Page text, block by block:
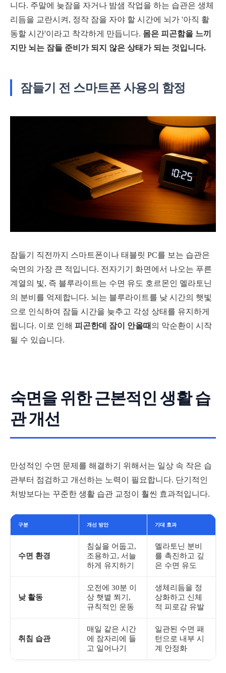
니다. 주말에 늦잠을 자거나 밤샘 작업을 하는 습관은 생체
리듬을 교란시켜, 정작 잠을 자야 할 시간에 뇌가 '아직 활
동할 시간'이라고 착각하게 만듭니다. 몸은 피곤함을 느끼
지만 뇌는 잠들 준비가 되지 않은 상태가 되는 것입니다.
잠들기 전 스마트폰 사용의 함정
잠들기 직전까지 스마트폰이나 태블릿 PC를 보는 습관은
숙면의 가장 큰 적입니다. 전자기기 화면에서 나오는 푸른
계열의 빛, 즉 블루라이트는 수면 유도 호르몬인 멜라토닌
의 분비를 억제합니다. 뇌는 블루라이트를 낮 시간의 햇빛
으로 인식하여 잠들 시간을 늦추고 각성 상태를 유지하게
됩니다. 이로 인해 피곤한데 잠이 안올때 의 악순환이 시작
될 수 있습니다.
숙면을 위한 근본적인 생활 습
관 개선
만성적인 수면 문제를 해결하기 위해서는 일상 속 작은 습
관부터 점검하고 개선하는 노력이 필요합니다. 단기적인
처방보다는 꾸준한 생활 습관 교정이 훨씬 효과적입니다.
구분 개선 방안 기대 효과
수면 환경
침실을 어둡고,
조용하고, 서늘
하게 유지하기
멜라토닌 분비
를 촉진하고 깊
은 수면 유도
낮 활동
오전에 30분 이
상 햇볕 쬐기,
규칙적인 운동
생체리듬을 정
상화하고 신체
적 피로감 유발
취침 습관
매일 같은 시간
에 잠자리에 들
고 일어나기
일관된 수면 패
턴으로 내부 시
계 안정화